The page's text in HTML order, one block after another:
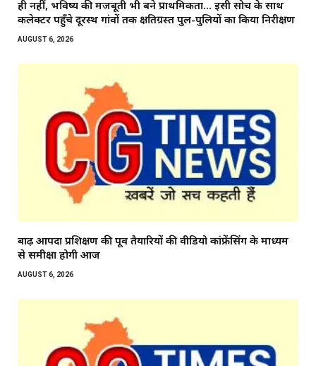
ही नहीं, भविष्य की मजबूती भी बने प्राथमिकता… इसी सोच के साथ
कलेक्टर पहुँचे दूरस्थ गांवों तक क्षतिग्रस्त पुल-पुलियों का किया निरीक्षण
AUGUST 6, 2026
बाढ़ आपदा प्रशिक्षण की पूर्व तैयारियों की वीडियो कांफ्रेंसिंग के माध्यम
से समीक्षा होगी आज
AUGUST 6, 2026